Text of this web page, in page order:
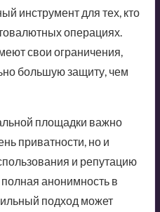
инструмент для тех, кто
операциях.
свои ограничения,
большую защиту, чем
площадки важно
приватности, но и
и репутацию
анонимность в
подход может